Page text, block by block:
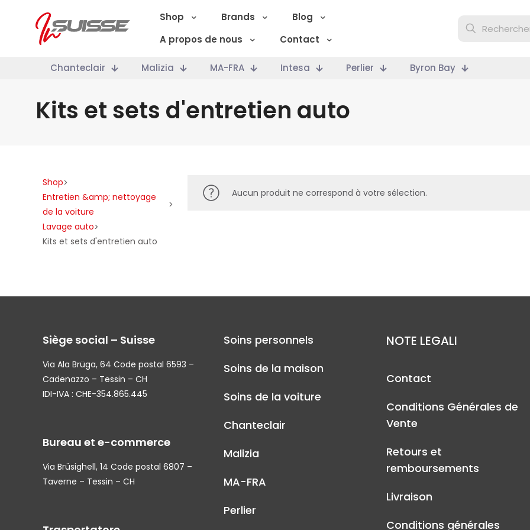
Shop Brands
Blog
A propos de nous
Contact
Chanteclair Malizia MA-FRA Intesa Perlier Byron Bay
Kits et sets d'entretien auto
Shop>
Entretien &amp; nettoyage
de la voiture
>
Lavage auto>
Kits et sets d'entretien auto
Aucun produit ne correspond à votre sélection.
Siège social – Suisse
Via Ala Brüga, 64 Code postal 6593 –
Cadenazzo – Tessin – CH
IDI-IVA : CHE-354.865.445
Bureau et e-commerce
Via Brüsighell, 14 Code postal 6807 –
Taverne – Tessin – CH
Soins personnels
Soins de la maison
Soins de la voiture
Chanteclair
Malizia
MA-FRA
Perlier
NOTE LEGALI
Contact
Conditions Générales de
Vente
Retours et
remboursements
Livraison
Conditions générales